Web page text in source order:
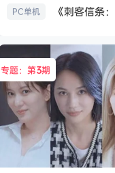
PC单机
专题：第3期